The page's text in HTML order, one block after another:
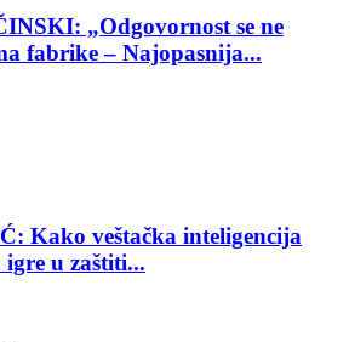
„Odgovornost se ne
fabrike – Najopasnija...
Kako veštačka inteligencija
u zaštiti...